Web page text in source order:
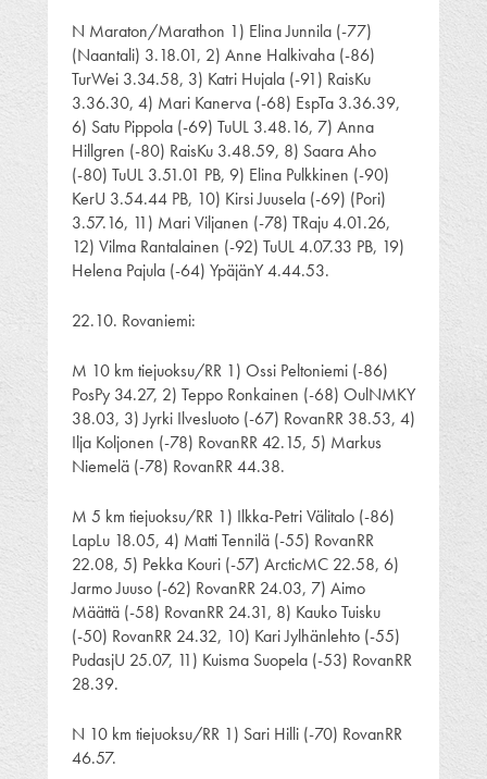
N Maraton/Marathon 1) Elina Junnila (-77)
(Naantali) 3.18.01, 2) Anne Halkivaha (-86)
TurWei 3.34.58, 3) Katri Hujala (-91) RaisKu
3.36.30, 4) Mari Kanerva (-68) EspTa 3.36.39,
6) Satu Pippola (-69) TuUL 3.48.16, 7) Anna
Hillgren (-80) RaisKu 3.48.59, 8) Saara Aho
(-80) TuUL 3.51.01 PB, 9) Elina Pulkkinen (-90)
KerU 3.54.44 PB, 10) Kirsi Juusela (-69) (Pori)
3.57.16, 11) Mari Viljanen (-78) TRaju 4.01.26,
12) Vilma Rantalainen (-92) TuUL 4.07.33 PB, 19)
Helena Pajula (-64) YpäjänY 4.44.53.
22.10. Rovaniemi:
M 10 km tiejuoksu/RR 1) Ossi Peltoniemi (-86)
PosPy 34.27, 2) Teppo Ronkainen (-68) OulNMKY
38.03, 3) Jyrki Ilvesluoto (-67) RovanRR 38.53, 4)
Ilja Koljonen (-78) RovanRR 42.15, 5) Markus
Niemelä (-78) RovanRR 44.38.
M 5 km tiejuoksu/RR 1) Ilkka-Petri Välitalo (-86)
LapLu 18.05, 4) Matti Tennilä (-55) RovanRR
22.08, 5) Pekka Kouri (-57) ArcticMC 22.58, 6)
Jarmo Juuso (-62) RovanRR 24.03, 7) Aimo
Määttä (-58) RovanRR 24.31, 8) Kauko Tuisku
(-50) RovanRR 24.32, 10) Kari Jylhänlehto (-55)
PudasjU 25.07, 11) Kuisma Suopela (-53) RovanRR
28.39.
N 10 km tiejuoksu/RR 1) Sari Hilli (-70) RovanRR
46.57.